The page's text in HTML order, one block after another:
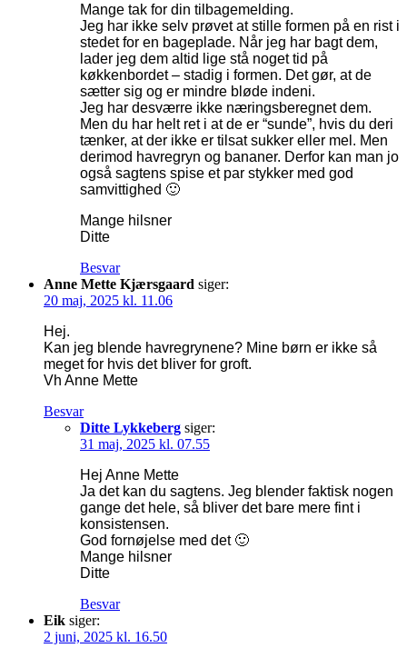
Mange tak for din tilbagemelding.
Jeg har ikke selv prøvet at stille formen på en rist i
stedet for en bageplade. Når jeg har bagt dem,
lader jeg dem altid lige stå noget tid på
køkkenbordet – stadig i formen. Det gør, at de
sætter sig og er mindre bløde indeni.
Jeg har desværre ikke næringsberegnet dem.
Men du har helt ret i at de er “sunde”, hvis du deri
tænker, at der ikke er tilsat sukker eller mel. Men
derimod havregryn og bananer. Derfor kan man jo
også sagtens spise et par stykker med god
samvittighed 🙂
Mange hilsner
Ditte
Besvar
Anne Mette Kjærsgaard siger:
20 maj, 2025 kl. 11.06
Hej.
Kan jeg blende havregrynene? Mine børn er ikke så
meget for hvis det bliver for groft.
Vh Anne Mette
Besvar
Ditte Lykkeberg siger:
31 maj, 2025 kl. 07.55
Hej Anne Mette
Ja det kan du sagtens. Jeg blender faktisk nogen
gange det hele, så bliver det bare mere fint i
konsistensen.
God fornøjelse med det 🙂
Mange hilsner
Ditte
Besvar
Eik siger:
2 juni, 2025 kl. 16.50